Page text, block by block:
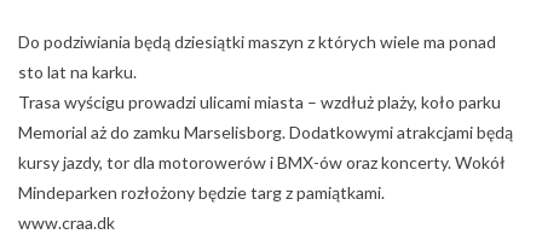
Do podziwiania będą dziesiątki maszyn z których wiele ma ponad
sto lat na karku.
Trasa wyścigu prowadzi ulicami miasta – wzdłuż plaży, koło parku
Memorial aż do zamku Marselisborg. Dodatkowymi atrakcjami będą
kursy jazdy, tor dla motorowerów i BMX-ów oraz koncerty. Wokół
Mindeparken rozłożony będzie targ z pamiątkami.
www.craa.dk